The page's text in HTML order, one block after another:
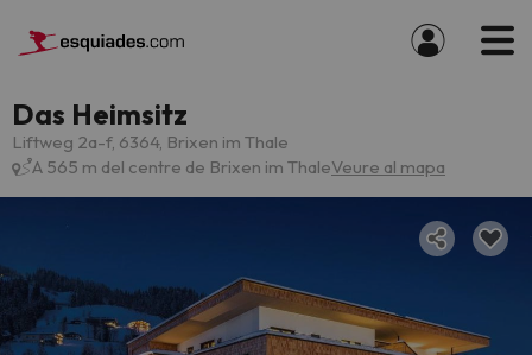
Das Heimsitz
Liftweg 2a-f, 6364, Brixen im Thale
A 565 m del centre de Brixen im ThaleVeure al mapa